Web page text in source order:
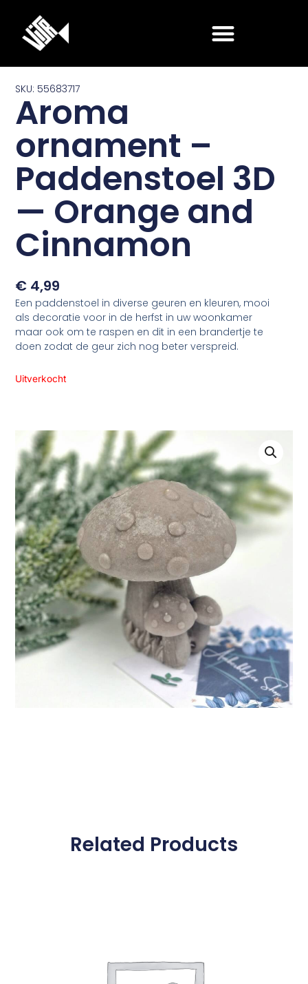
SKU: 55683717
Aroma
ornament –
Paddenstoel 3D
— Orange and
Cinnamon
€ 4,99
Een paddenstoel in diverse geuren en kleuren, mooi
als decoratie voor in de herfst in uw woonkamer
maar ook om te raspen en dit in een brandertje te
doen zodat de geur zich nog beter verspreid.
Uitverkocht
Related Products